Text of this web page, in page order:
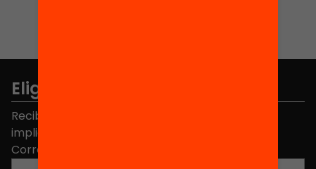
Elige equidad
Recibe contenidos, iniciativas y proyectos para
implicarte.
Correo electrónico